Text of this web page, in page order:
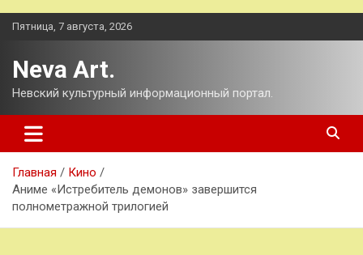
Перейти
Пятница, 7 августа, 2026
Neva Art.
Невский культурный информационный портал.
Главная
Кино
Аниме «Истребитель демонов» завершится
полнометражной трилогией